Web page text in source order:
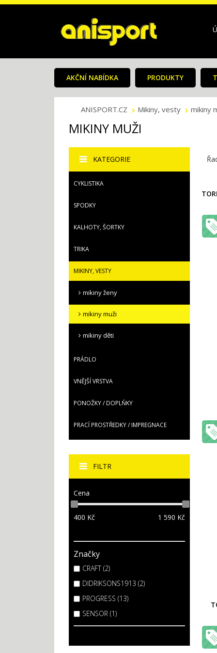
AKČNÍ NABÍDKA PRODUKTY
ANISPORT.CZ Mikiny, vesty mikiny
MIKINY MUŽI
KATEGORIE
CYKLISTIKA
SPODKY
KALHOTY, ŠORTKY
TRIKA
MIKINY, VESTY
mikiny ženy
mikiny muži
mikiny děti
PRÁDLO
VNĚJŠÍ VRSTVA
PONOŽKY / DOPLŇKY
PRACÍ PROSTŘEDKY / IMPREGNACE
FILTR
Cena
400 Kč 1 590 Kč
Značky
CRAFT (2)
DIDRIKSONS1913 (2)
PROGRESS (13)
SENSOR (1)